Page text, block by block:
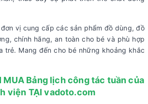
vị cung cấp các sản phẩm đồ dùng, đồ
chính hãng, an toàn cho bé và phù hợp
trẻ. Mang đến cho bé những khoảng khắc
MUA Bảng lịch công tác tuần của
viện TẠI vadoto.com